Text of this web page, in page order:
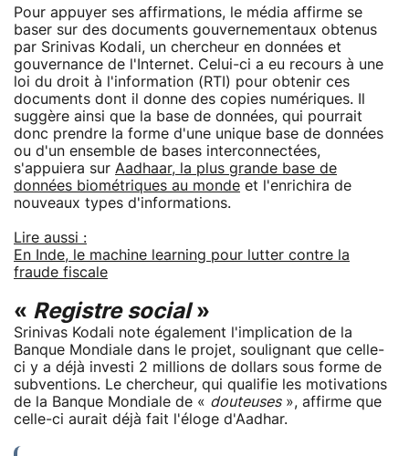
Pour appuyer ses affirmations, le média affirme se
baser sur des documents gouvernementaux obtenus
par Srinivas Kodali, un chercheur en données et
gouvernance de l'Internet. Celui-ci a eu recours à une
loi du droit à l'information (RTI) pour obtenir ces
documents dont il donne des copies numériques. Il
suggère ainsi que la base de données, qui pourrait
donc prendre la forme d'une unique base de données
ou d'un ensemble de bases interconnectées,
s'appuiera sur Aadhaar, la plus grande base de
données biométriques au monde et l'enrichira de
nouveaux types d'informations.
Lire aussi :
En Inde, le machine learning pour lutter contre la
fraude fiscale
« Registre social»
Srinivas Kodali note également l'implication de la
Banque Mondiale dans le projet, soulignant que celle-
ci y a déjà investi 2 millions de dollars sous forme de
subventions. Le chercheur, qui qualifie les motivations
de la Banque Mondiale de « douteuses», affirme que
celle-ci aurait déjà fait l'éloge d'Aadhar.